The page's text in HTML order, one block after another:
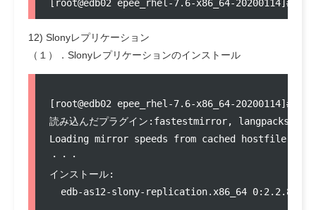
12) Slonyレプリケーション
（１）．Slonyレプリケーションのインストール
[root@edb02 epee_rhel-7.6-x86_64-20200114]#
読み込んだプラグイン:fastestmirror, langpacks
Loading mirror speeds from cached hostfile
・・・
インストール:
edb-as12-